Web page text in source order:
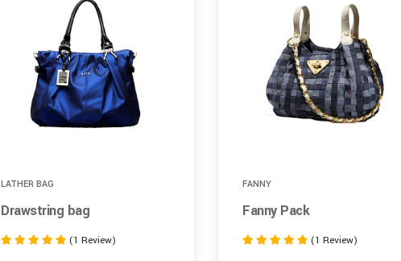
LATHER BAG
Drawstring bag
(1 Review)
FANNY
Fanny Pack
(1 Review)